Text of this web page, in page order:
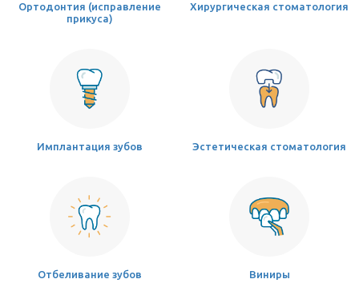
Ортодонтия (исправление
прикуса)
Хирургическая стоматология
Имплантация зубов Эстетическая стоматология
Отбеливание зубов Виниры